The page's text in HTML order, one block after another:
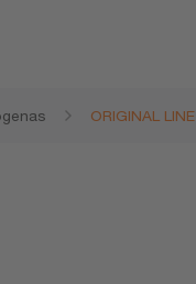
ORIGINAL LINE